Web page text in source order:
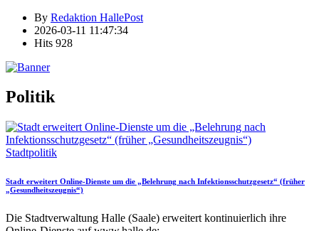
By Redaktion HallePost
2026-03-11 11:47:34
Hits 928
Politik
Stadtpolitik
Stadt erweitert Online-Dienste um die „Belehrung nach Infektionsschutzgesetz“ (früher
„Gesundheitszeugnis“)
Die Stadtverwaltung Halle (Saale) erweitert kontinuierlich ihre